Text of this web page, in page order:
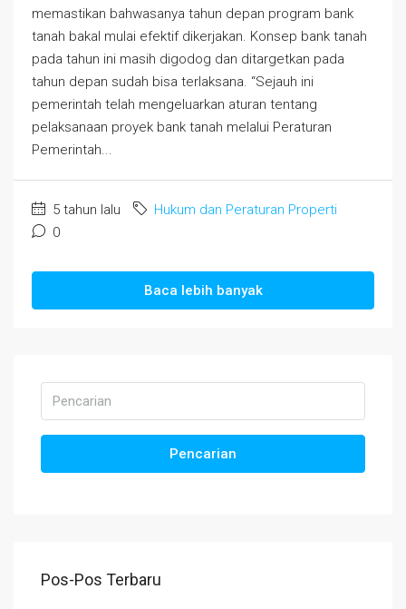
memastikan bahwasanya tahun depan program bank
tanah bakal mulai efektif dikerjakan. Konsep bank tanah
pada tahun ini masih digodog dan ditargetkan pada
tahun depan sudah bisa terlaksana. “Sejauh ini
pemerintah telah mengeluarkan aturan tentang
pelaksanaan proyek bank tanah melalui Peraturan
Pemerintah...
5 tahun lalu
Hukum dan Peraturan Properti
0
Baca lebih banyak
Pencarian
Pos-Pos Terbaru